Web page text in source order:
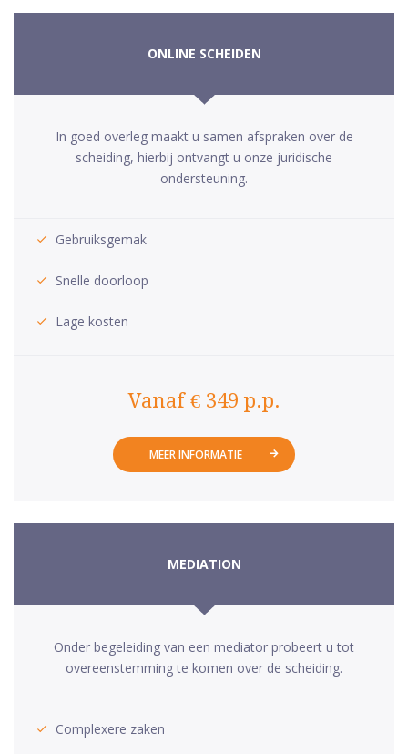
ONLINE SCHEIDEN
In goed overleg maakt u samen afspraken over de
scheiding, hierbij ontvangt u onze juridische
ondersteuning.
Gebruiksgemak
Snelle doorloop
Lage kosten
Vanaf € 349 p.p.
MEER INFORMATIE
MEDIATION
Onder begeleiding van een mediator probeert u tot
overeenstemming te komen over de scheiding.
Complexere zaken